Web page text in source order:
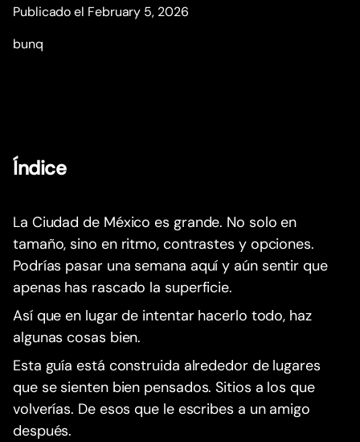
Publicado el February 5, 2026
bunq
Índice
La Ciudad de México es grande. No solo en
tamaño, sino en ritmo, contrastes y opciones.
Podrías pasar una semana aquí y aún sentir que
apenas has rascado la superficie.
Así que en lugar de intentar hacerlo todo, haz
algunas cosas bien.
Esta guía está construida alrededor de lugares
que se sienten bien pensados. Sitios a los que
volverías. De esos que le escribes a un amigo
después.